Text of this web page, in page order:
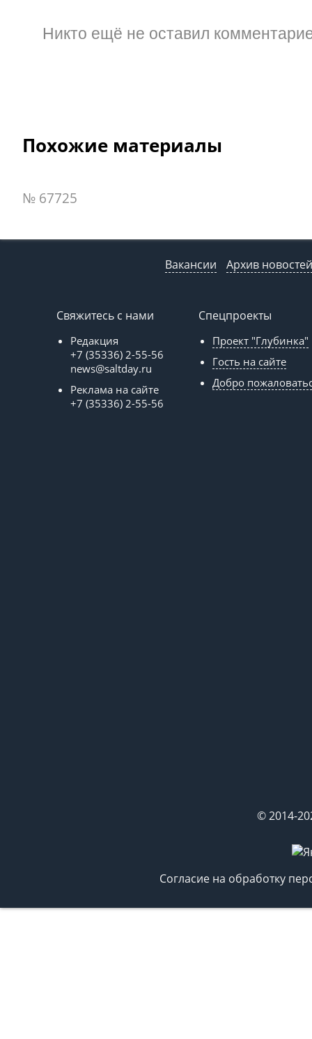
Никто ещё не оставил
Похожие материалы
№ 67725
Вакансии Архив новостей
Свяжитесь с нами
Редакция
+7 (35336) 2-55-56
news@saltday.ru
Реклама на сайте
+7 (35336) 2-55-56
Спецпроекты
Проект "Глубинка"
Гость на сайте
Добро
© 2014-
Согласие на обработку